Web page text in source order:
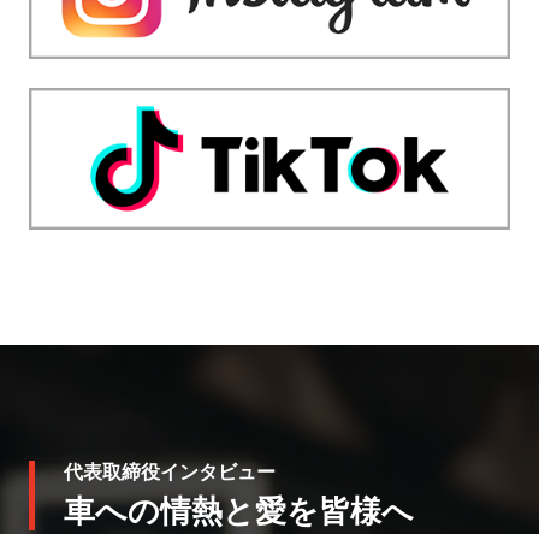
代表取締役インタビュー
車への情熱と愛を皆様へ